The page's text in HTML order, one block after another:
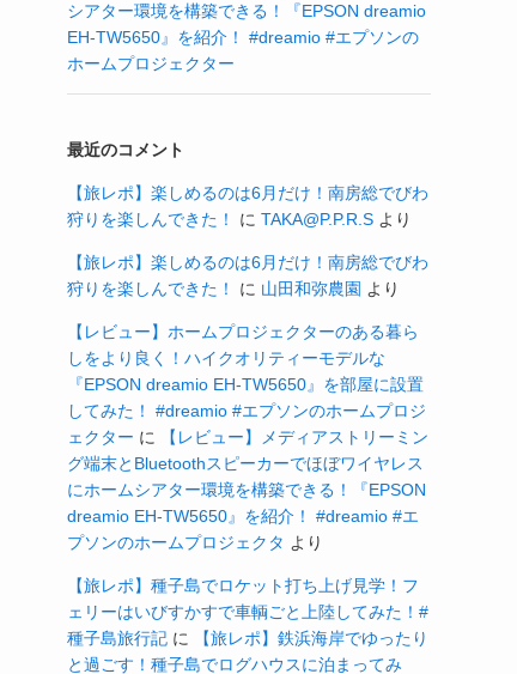
シアター環境を構築できる！『EPSON dreamio
EH-TW5650』を紹介！ #dreamio #エプソンの
ホームプロジェクター
最近のコメント
【旅レポ】楽しめるのは6月だけ！南房総でびわ
狩りを楽しんできた！
に TAKA@P.P.R.S より
【旅レポ】楽しめるのは6月だけ！南房総でびわ
狩りを楽しんできた！
に 山田和弥農園 より
【レビュー】ホームプロジェクターのある暮ら
しをより良く！ハイクオリティーモデルな
『EPSON dreamio EH-TW5650』を部屋に設置
してみた！ #dreamio #エプソンのホームプロジ
ェクター に
【レビュー】メディアストリーミン
グ端末とBluetoothスピーカーでほぼワイヤレス
にホームシアター環境を構築できる！『EPSON
dreamio EH-TW5650』を紹介！ #dreamio #エ
プソンのホームプロジェクタ より
【旅レポ】種子島でロケット打ち上げ見学！フ
ェリーはいびすかすで車輌ごと上陸してみた！#
種子島旅行記 に
【旅レポ】鉄浜海岸でゆったり
と過ごす！種子島でログハウスに泊まってみ